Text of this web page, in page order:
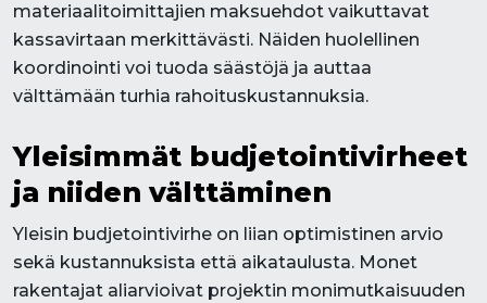
materiaalitoimittajien maksuehdot vaikuttavat
kassavirtaan merkittävästi. Näiden huolellinen
koordinointi voi tuoda säästöjä ja auttaa
välttämään turhia rahoituskustannuksia.
Yleisimmät budjetointivirheet
ja niiden välttäminen
Yleisin budjetointivirhe on liian optimistinen arvio
sekä kustannuksista että aikataulusta. Monet
rakentajat aliarvioivat projektin monimutkaisuuden